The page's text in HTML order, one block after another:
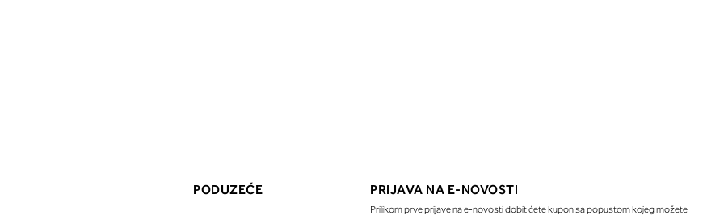
PODUZEĆE PRIJAVA NA E-NOVOSTI
Prilikom prve prijave na e-novosti dobit ćete kupon sa popustom kojeg možete